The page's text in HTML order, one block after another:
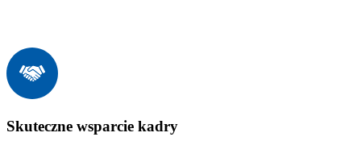
Skuteczne wsparcie kadry